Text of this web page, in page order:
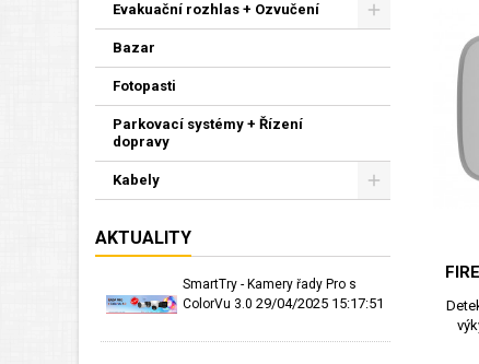
Evakuační rozhlas + Ozvučení
Bazar
Fotopasti
Parkovací systémy + Řízení
dopravy
Kabely
AKTUALITY
SmartTry - Kamery řady Pro s
ColorVu 3.0 29/04/2025 15:17:51